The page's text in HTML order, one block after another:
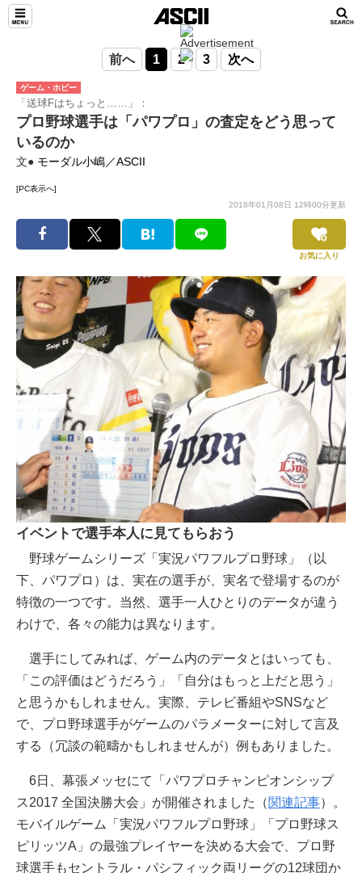
前へ 1 2 3 次へ
ゲーム・ホビー
「送球Fはちょっと……」：
プロ野球選手は「パワプロ」の査定をどう思って
いるのか
文● モーダル小嶋／ASCII
[PC表示へ]
2018年01月08日 12時00分更新
お気に入り
イベントで選手本人に見てもらおう
野球ゲームシリーズ「実況パワフルプロ野球」（以
下、パワプロ）は、実在の選手が、実名で登場するのが
特徴の一つです。当然、選手一人ひとりのデータが違う
わけで、各々の能力は異なります。
選手にしてみれば、ゲーム内のデータとはいっても、
「この評価はどうだろう」「自分はもっと上だと思う」
と思うかもしれません。実際、テレビ番組やSNSなど
で、プロ野球選手がゲームのパラメーターに対して言及
する（冗談の範疇かもしれませんが）例もありました。
6日、幕張メッセにて「パワプロチャンピオンシップ
ス2017 全国決勝大会」が開催されました（関連記事）。
モバイルゲーム「実況パワフルプロ野球」「プロ野球ス
ピリッツA」の最強プレイヤーを決める大会で、プロ野
球選手もセントラル・パシフィック両リーグの12球団か